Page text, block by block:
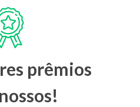
prêmios